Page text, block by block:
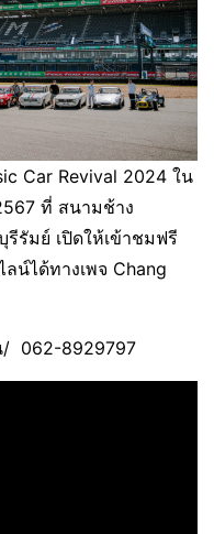
Car Revival 2024 ใน
ที่ สนามช้าง
รัมย์ เปิดให้เข้าชมฟรี
น์ได้ทางเพจ Chang
/ 062-8929797